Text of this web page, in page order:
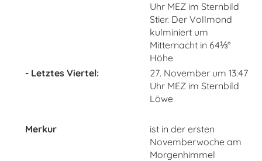
Uhr MEZ im Sternbild
Stier. Der Vollmond
kulminiert um
Mitternacht in 64⅓°
Höhe
- Letztes Viertel:
27. November um 13:47
Uhr MEZ im Sternbild
Löwe
Merkur
ist in der ersten
Novemberwoche am
Morgenhimmel